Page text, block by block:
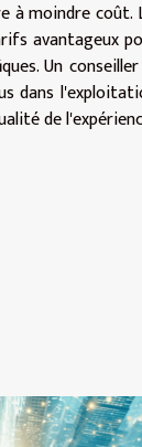
moindre coût.
avantageux
Un
dans
de